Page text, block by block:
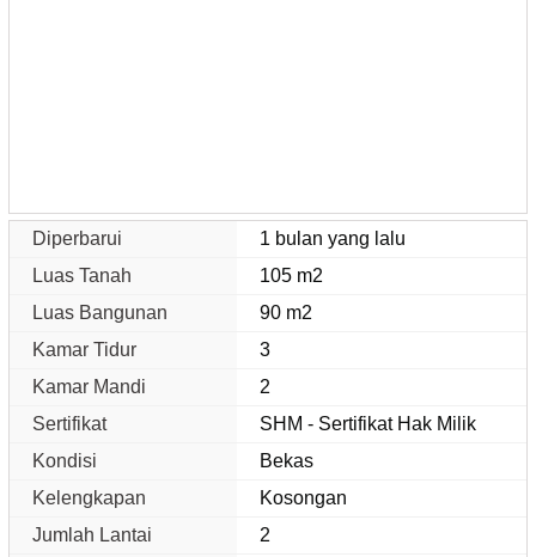
Diperbarui
1 bulan yang lalu
Luas Tanah
105 m2
Luas Bangunan
90 m2
Kamar Tidur
3
Kamar Mandi
2
Sertifikat
SHM - Sertifikat Hak Milik
Kondisi
Bekas
Kelengkapan
Kosongan
Jumlah Lantai
2